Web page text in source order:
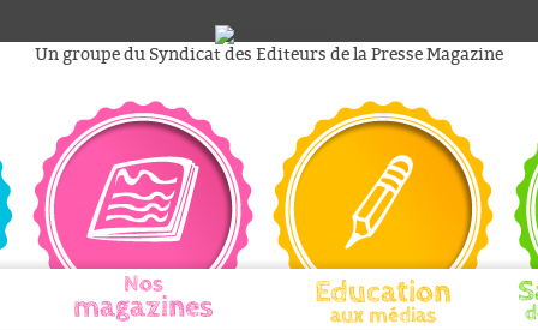
Un groupe du Syndicat des Editeurs de la Presse Magazine
Nos
magazines Education
aux médias